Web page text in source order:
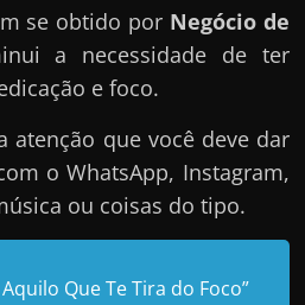
se obtido por Negócio de
a necessidade de ter
e foco.
atenção que você deve dar
o WhatsApp, Instagram,
ou coisas do tipo.
Que Te Tira do Foco”